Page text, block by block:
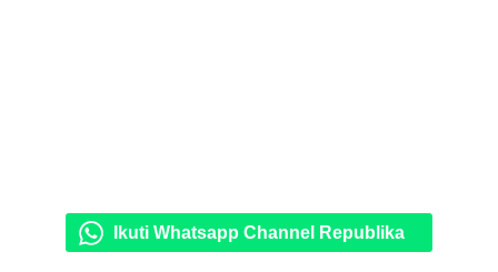
Ikuti Whatsapp Channel Republika